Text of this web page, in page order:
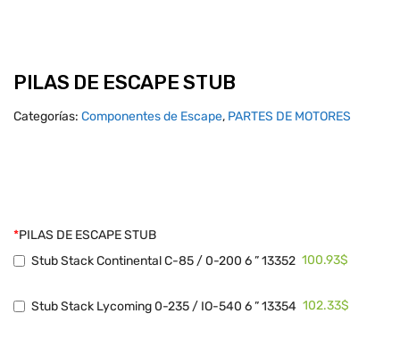
PILAS DE ESCAPE STUB
Categorías: Componentes de Escape, PARTES DE MOTORES
*PILAS DE ESCAPE STUB
Stub Stack Continental C-85 / 0-200 6 ” 13352 100.93$
Stub Stack Lycoming 0-235 / IO-540 6 ” 13354 102.33$